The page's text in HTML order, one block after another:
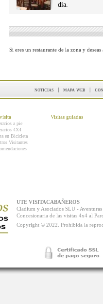
día.
Si eres un restaurante de la zona y
noticias | mapa web |
a pie
4X4
en Bicicleta
Visitantes
Visitas guiadas
UTE VISITACABAÑEROS
Cladium y Asociados SLU -
Concesionaria de las visitas 4x4 al
Copyright © 2022. Prohibida la